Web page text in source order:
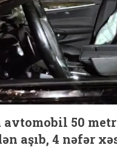
avtomobil 50
aşıb, 4 nəfər